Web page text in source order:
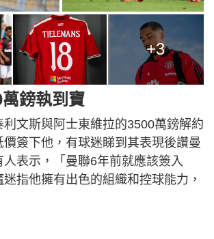
+3
鎊執到寶
利文斯與阿士東維拉的3500萬鎊解約
簽下他，有球迷睇到其表現後讚曼
表示，「曼聯6年前就應該簽入
指他擁有出色的組織和控球能力，